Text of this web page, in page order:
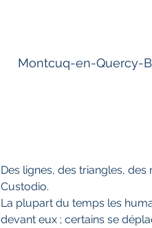
Montcuq-en-Quercy-
Des lignes, des triangles,
Custodio.
La plupart du temps les
devant eux ; certains se